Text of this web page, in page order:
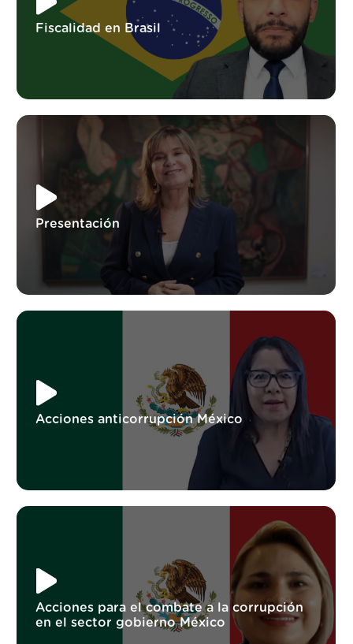
Fiscalidad en Brasil
Presentación
Acciones anticorrupción México
Acciones para el combate a la corrupción
en el sector gobierno México